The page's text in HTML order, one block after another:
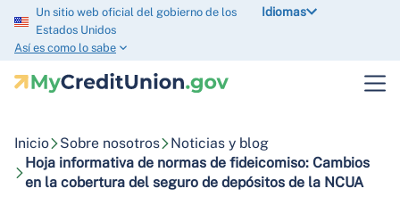
Un sitio web oficial del gobierno de los
Estados Unidos
Así es como lo sabe
Idiomas
Inicio Sobre nosotros
Noticias y blog
Hoja informativa de normas de fideicomiso: Cambios
en la cobertura del seguro de depósitos de la NCUA